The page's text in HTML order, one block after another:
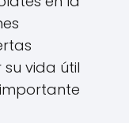
vida útil